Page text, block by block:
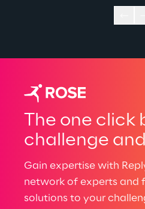
The one click
challenge
Gain expertise with
network of experts and
solutions to your